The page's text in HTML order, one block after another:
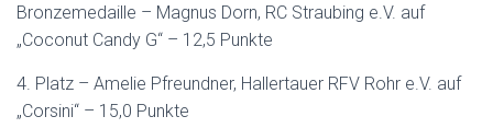
Bronzemedaille – Magnus Dorn, RC Straubing e.V. auf
„Coconut Candy G“ – 12,5 Punkte
4. Platz – Amelie Pfreundner, Hallertauer RFV Rohr e.V. auf
„Corsini“ – 15,0 Punkte